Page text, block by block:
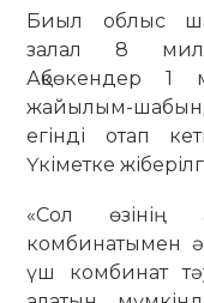
Биыл облыс
залал 8
Ақбөкендер
жайылым-
егінді отап
Үкіметке
«Сол
комбинатымен
үш комбинат